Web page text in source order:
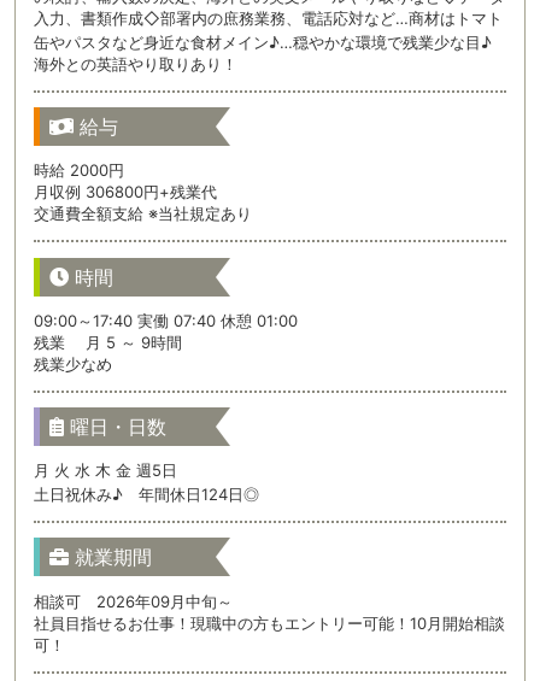
入力、書類作成◇部署内の庶務業務、電話応対など…商材はトマト
缶やパスタなど身近な食材メイン♪…穏やかな環境で残業少な目♪
海外との英語やり取りあり！
給与
時給 2000円
月収例 306800円+残業代
交通費全額支給 ※当社規定あり
時間
09:00～17:40 実働 07:40 休憩 01:00
残業 月 5 ～ 9時間
残業少なめ
曜日・日数
月 火 水 木 金 週5日
土日祝休み♪ 年間休日124日◎
就業期間
相談可 2026年09月中旬～
社員目指せるお仕事！現職中の方もエントリー可能！10月開始相談
可！